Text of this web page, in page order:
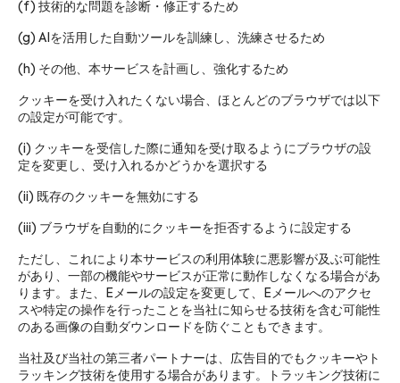
(f) 技術的な問題を診断・修正するため
(g) AIを活用した自動ツールを訓練し、洗練させるため
(h) その他、本サービスを計画し、強化するため
クッキーを受け入れたくない場合、ほとんどのブラウザでは以下
の設定が可能です。
(i) クッキーを受信した際に通知を受け取るようにブラウザの設
定を変更し、受け入れるかどうかを選択する
(ii) 既存のクッキーを無効にする
(iii) ブラウザを自動的にクッキーを拒否するように設定する
ただし、これにより本サービスの利用体験に悪影響が及ぶ可能性
があり、一部の機能やサービスが正常に動作しなくなる場合があ
ります。また、Eメールの設定を変更して、Eメールへのアクセ
スや特定の操作を行ったことを当社に知らせる技術を含む可能性
のある画像の自動ダウンロードを防ぐこともできます。
当社及び当社の第三者パートナーは、広告目的でもクッキーやト
ラッキング技術を使用する場合があります。トラッキング技術に